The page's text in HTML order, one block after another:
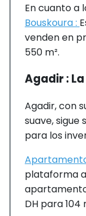
En cuanto a
Bouskoura :
venden en
550 m².
Agadir :
Agadir, con
suave, sigue
para los
plataforma
DH para 104